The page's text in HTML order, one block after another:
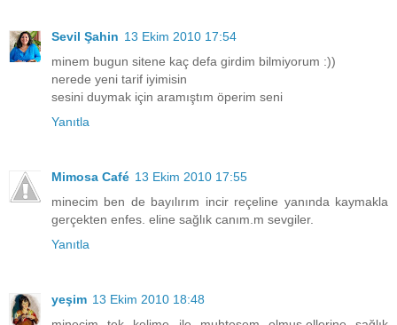
Sevil Şahin 13 Ekim 2010 17:54
minem bugun sitene kaç defa girdim bilmiyorum :))
nerede yeni tarif iyimisin
sesini duymak için aramıştım öperim seni
Yanıtla
Mimosa Café 13 Ekim 2010 17:55
minecim ben de bayılırım incir reçeline yanında kaymakla
gerçekten enfes. eline sağlık canım.m sevgiler.
Yanıtla
yeşim 13 Ekim 2010 18:48